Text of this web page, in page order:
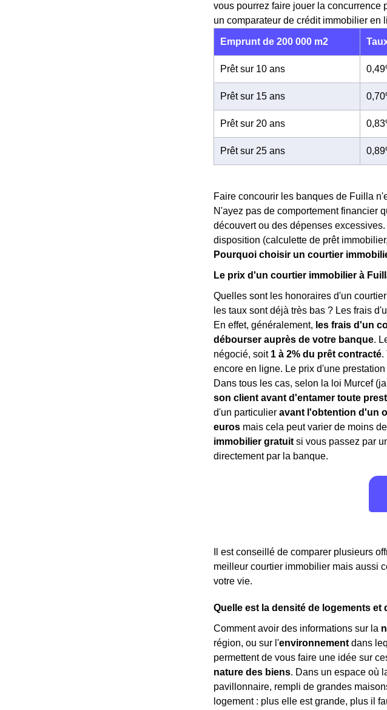
vous pourrez faire jouer la concurrence
un comparateur de crédit immobilier en
Emprunt de 200 000 m2
Prêt sur 10 ans
Prêt sur 15 ans
Prêt sur 20 ans
Prêt sur 25 ans
Faire concourir les banques de Fuilla
N'ayez pas de comportement financier
découvert ou des dépenses
disposition (calculette de prêt
Pourquoi choisir un courtier
Le prix d'un courtier immobilier à
Quelles sont les honoraires d'un
les taux sont déjà très bas ? Les frais
En effet, généralement, les frais d'un
débourser auprès de votre banque.
négocié, soit 1 à 2% du prêt contracté.
encore en ligne. Le prix d'une
Dans tous les cas, selon la loi Murcef
son client avant d'entamer toute
d'un particulier avant l'obtention d'un
euros mais cela peut varier de moins
immobilier gratuit si vous passez par
directement par la banque.
Il est conseillé de comparer plusieurs
meilleur courtier immobilier mais aussi
votre vie.
Quelle est la densité de logements et
Comment avoir des informations sur la
région, ou sur l'environnement dans
permettent de vous faire une idée sur
nature des biens. Dans un espace où
pavillonnaire, rempli de grandes
logement : plus elle est grande, plus il